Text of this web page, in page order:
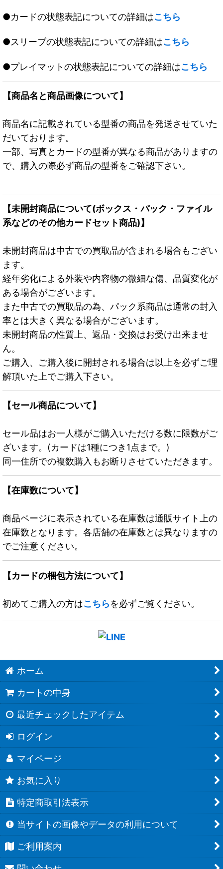
●カードの状態表記についての詳細はこちら
●スリーブの状態表記についての詳細はこちら
●プレイマットの状態表記についての詳細はこちら
【商品名と商品画像について】
商品名に記載されている型番の商品を発送させていた
だいております。
一部、写真とカードの型番が異なる商品がありますの
で、購入の際必ず商品の型番をご確認下さい。
【未開封商品について(ボックス・パック・ファイル
系などのその他カードセット商品)】
未開封商品は中古での買取品が含まれる場合もござい
ます。
経年劣化による外装や内容物の微細な傷、品質変化が
ある場合がございます。
また中古での買取品の為、パック系商品は通常の封入
率とは大きく異なる場合がございます。
未開封商品の性質上、返品・交換はお受け出来ませ
ん。
ご購入、ご購入後に開封される場合は以上を必ずご理
解頂いた上でご購入下さい。
【セール商品について】
セール品はお一人様がご購入いただける数に限数がご
ざいます。(カードは1種につき1点まで。)
同一住所での複数購入もお断りさせていただきます。
【在庫数について】
商品ページに表示されている在庫数は通販サイト上の
在庫数となります。各店舗の在庫数とは異なりますの
でご注意ください。
【カードの梱包方法について】
初めてご購入の方はこちらを必ずご覧ください。
ホーム
カートの中身
最近チェックしたアイテム
ログイン
マイページ
お気に入り
特定商取引法表示
当サイトの画像やデータの利用について
ご利用案内